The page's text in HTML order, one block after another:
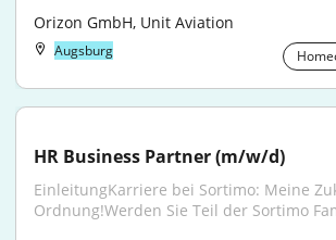
Orizon GmbH, Unit Aviation
Augsburg
HR Business Partner (m/w/d)
EinleitungKarriere bei Sortimo: Meine
Ordnung!Werden Sie Teil der Sortimo